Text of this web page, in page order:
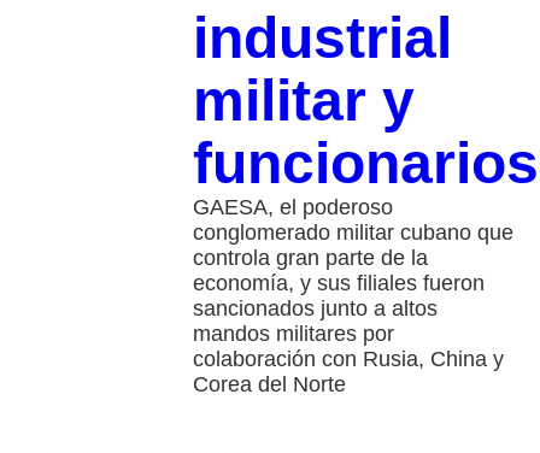
industrial
militar y
funcionarios
GAESA, el poderoso
conglomerado militar cubano que
controla gran parte de la
economía, y sus filiales fueron
sancionados junto a altos
mandos militares por
colaboración con Rusia, China y
Corea del Norte